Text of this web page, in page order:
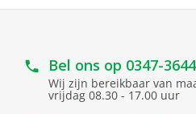
Bel ons op 0347-
Wij zijn bereikbaar van
vrijdag 08.30 - 17.00 uur